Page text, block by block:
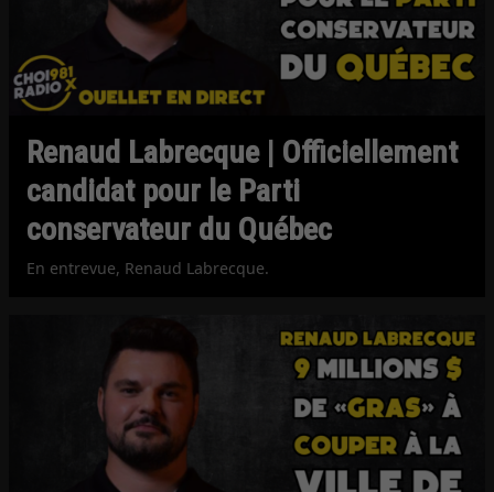
Renaud Labrecque | Officiellement
candidat pour le Parti
conservateur du Québec
En entrevue, Renaud Labrecque.